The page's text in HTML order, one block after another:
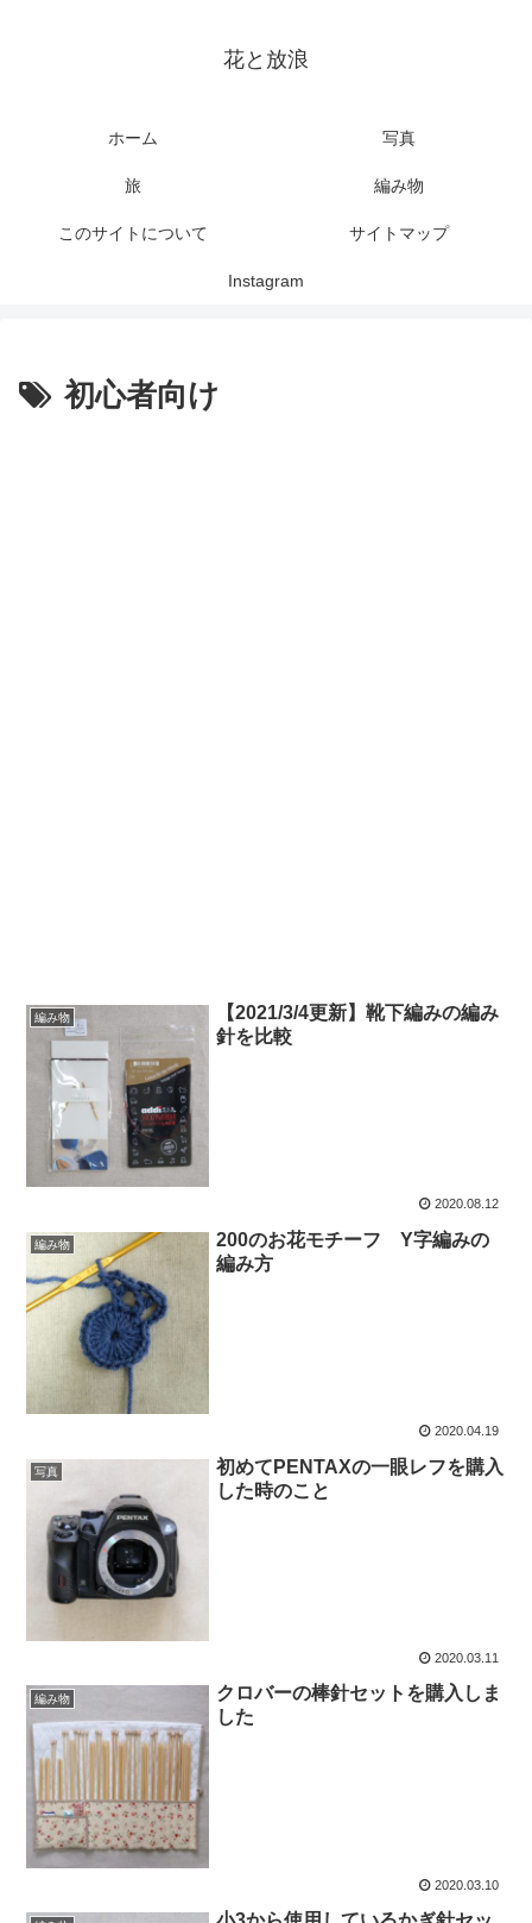
花と放浪
ホーム 写真
旅 編み物
このサイトについて サイトマップ
Instagram
初心者向け
編み物
【2021/3/4更新】靴下編みの編み
針を比較
2020.08.12
編み物
200のお花モチーフ Y字編みの
編み方
2020.04.19
写真
初めてPENTAXの一眼レフを購入
した時のこと
2020.03.11
編み物
クロバーの棒針セットを購入しま
した
2020.03.10